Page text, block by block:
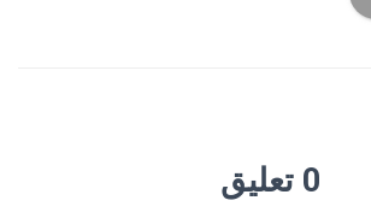
0 تعليق